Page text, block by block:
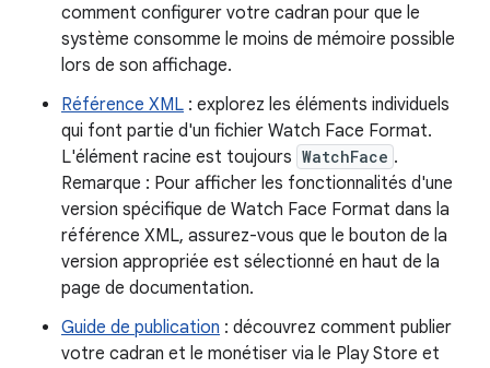
comment configurer votre cadran pour que le
système consomme le moins de mémoire possible
lors de son affichage.
Référence XML : explorez les éléments individuels
qui font partie d'un fichier Watch Face Format.
L'élément racine est toujours WatchFace .
Remarque : Pour afficher les fonctionnalités d'une
version spécifique de Watch Face Format dans la
référence XML, assurez-vous que le bouton de la
version appropriée est sélectionné en haut de la
page de documentation.
Guide de publication : découvrez comment publier
votre cadran et le monétiser via le Play Store et